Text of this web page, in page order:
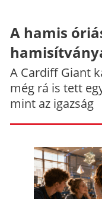
A hamis
A Cardiff Giant
még rá is tett
mint az igazság